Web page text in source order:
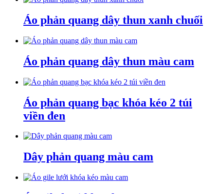
Áo phản quang dây thun xanh chuối
Áo phản quang dây thun màu cam
Áo phản quang bạc khóa kéo 2 túi
viền đen
Dây phản quang màu cam